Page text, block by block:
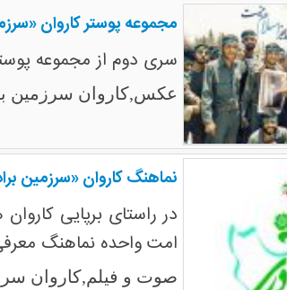
مجموعه پوستر کاروان
سری دوم از مجموعه
عکس,کاروان سرزمین
نماهنگ کاروان «سرزمین
در راستای برپایی
امت واحده نماهنگ
صوت و فیلم,کاروان